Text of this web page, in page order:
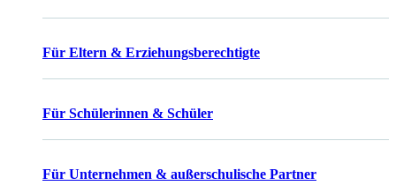
Für Eltern & Erziehungsberechtigte
Für Schülerinnen & Schüler
Für Unternehmen & außerschulische Partner